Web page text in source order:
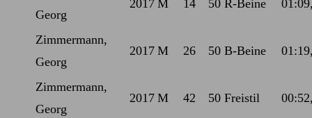
Georg
2017 M 14 50 R-Beine
Zimmermann,
Georg
2017 M 26 50 B-Beine
Zimmermann,
Georg
2017 M 42 50 Freistil